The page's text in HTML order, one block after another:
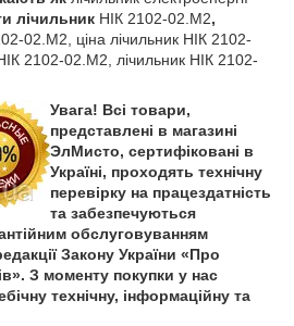
лічильник НІК 2102-02.М2,
02.М2, ціна лічильник НІК 2102-
2102-02.M2, лічильник НІК 2102-
Увага! Всі товари,
представлені в магазині
ЭлМисто, сертифіковані в
Україні, проходять технічну
перевірку на працездатність
та забезпечуються
обслуговуванням
Закону України «Про
З моменту покупки у нас
технічну, інформаційну та